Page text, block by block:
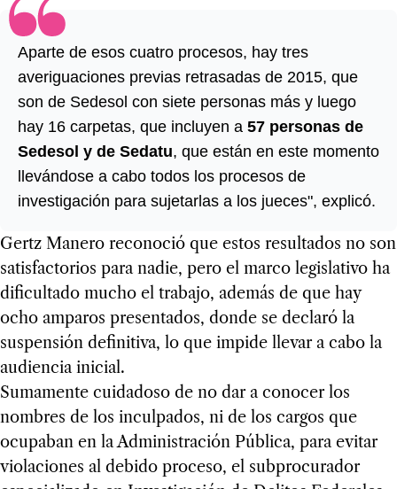
Aparte de esos cuatro procesos, hay tres
averiguaciones previas retrasadas de 2015, que
son de Sedesol con siete personas más y luego
hay 16 carpetas, que incluyen a 57 personas de
Sedesol y de Sedatu, que están en este momento
llevándose a cabo todos los procesos de
investigación para sujetarlas a los jueces", explicó.
Gertz Manero reconoció que estos resultados no son
satisfactorios para nadie, pero el marco legislativo ha
dificultado mucho el trabajo, además de que hay
ocho amparos presentados, donde se declaró la
suspensión definitiva, lo que impide llevar a cabo la
audiencia inicial.
Sumamente cuidadoso de no dar a conocer los
nombres de los inculpados, ni de los cargos que
ocupaban en la Administración Pública, para evitar
violaciones al debido proceso, el subprocurador